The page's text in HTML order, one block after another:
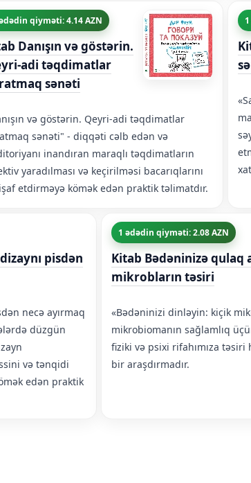
qiyməti: 4.14 AZN
Danışın və göstərin.
adi təqdimatlar
sənəti
və göstərin. Qeyri-adi təqdimatlar
sənəti" - diqqəti cəlb edən və
inandıran maraqlı təqdimatların
yaradılması və keçirilməsi bacarıqlarını
etdirməyə kömək edən praktik təlimatdır.
pisdən
necə ayırmaq
düzgün
və tənqidi
edən praktik
1 ədədin qiyməti: 2.08 AZN
Kitab Bədəninizə qulaq
mikrobların təsiri
«Bədəninizi dinləyin: kiçik
mikrobiomanın sağlamlıq
fiziki və psixi rifahımıza təsiri
bir araşdırmadır.